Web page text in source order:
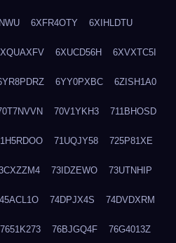
6XFR4OTY 6XIHLDTU
6XUCD56H 6XVXTC5I
6YY0PXBC 6ZISH1A0
70V1YKH3 711BHOSD
71UQJY58 725P81XE
73IDZEWO 73UTNHIP
74DPJX4S 74DVDXRM
7651K273 76BJGQ4F 76G4013Z